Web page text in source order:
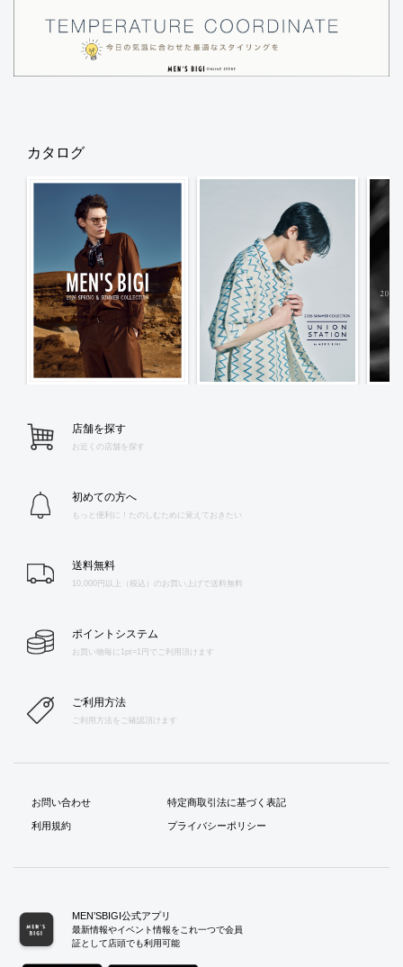
カタログ
店舗を探す
お近くの店舗を探す
初めての方へ
もっと便利に！たのしむために覚えておきたい
送料無料
10,000円以上（税込）のお買い上げで送料無料
ポイントシステム
お買い物毎に1pt=1円でご利用頂けます
ご利用方法
ご利用方法をご確認頂けます
お問い合わせ
利用規約
特定商取引法に基づく表記
プライバシーポリシー
MEN’SBIGI公式アプリ
最新情報やイベント情報をこれ一つで会員
証として店頭でも利用可能